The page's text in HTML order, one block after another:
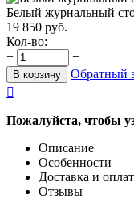
Белый журнальный
19 850 руб.
Кол-во:
+
−
В корзину
Обратный

Пожалуйста, чтобы
Описание
Особенности
Доставка и
Отзывы